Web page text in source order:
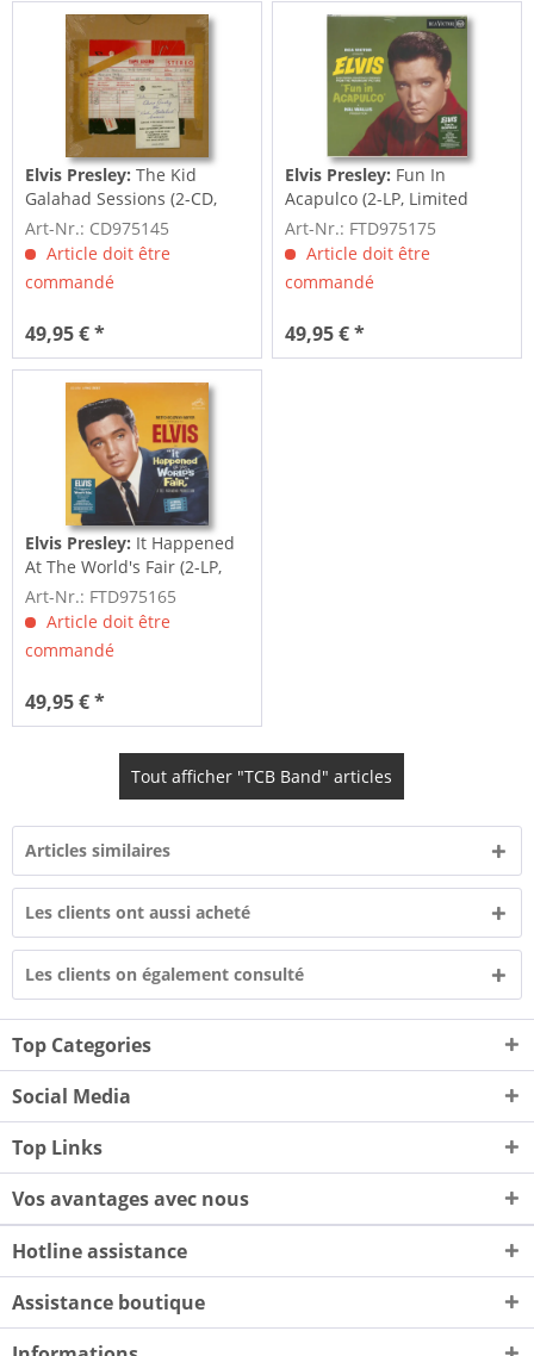
Elvis Presley:The Kid
Galahad Sessions (2-CD,
7inch Deluxe...
Art-Nr.: CD975145
Article doit être
commandé
49,95 € *
Elvis Presley: Fun In
Acapulco (2-LP, Limited
Edition)
Art-Nr.: FTD975175
Article doit être
commandé
49,95 € *
Elvis Presley: It Happened
At The World's Fair (2-LP,
Limited...
Art-Nr.: FTD975165
Article doit être
commandé
49,95 € *
Tout afficher "TCB Band" articles
Articles similaires
Les clients ont aussi acheté
Les clients on également consulté
Top Categories
Social Media
Top Links
Vos avantages avec nous
Hotline assistance
Assistance boutique